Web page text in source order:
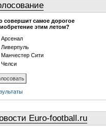
совершит самое дорогое
этим летом?
Арсенал
Ливерпуль
Манчестер Сити
Челси
Euro-football.ru